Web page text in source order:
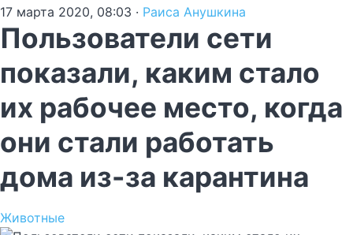
17 марта 2020, 08:03 · Раиса Анушкина
Пользователи сети
показали, каким стало
их рабочее место, когда
они стали работать
дома из-за карантина
Животные